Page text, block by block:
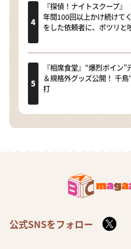
『探偵！ナイトスクープ
年間100回以上かけ続けて
をした依頼者に、ポツリ
『相席食堂』“爆烈ボイン
＆規格外グッズ公開！ 千
打
公式SNSをフォロー